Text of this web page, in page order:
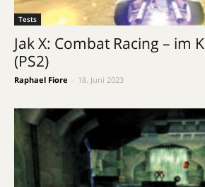
Tests
Jak X: Combat Racing – im
(PS2)
Raphael Fiore 18. Juni 2023